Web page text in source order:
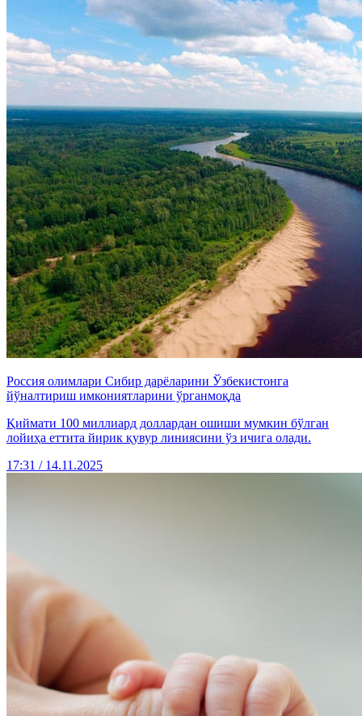
Россия олимлари Сибир дарёларини Ўзбекистонга
йўналтириш имкониятларини ўрганмоқда
Қиймати 100 миллиард доллардан ошиши мумкин бўлган
лойиҳа еттита йирик қувур линиясини ўз ичига олади.
17:31 / 14.11.2025